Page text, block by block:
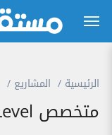
الرئيسية المشاريع
متخصص GoHighLevel لبناء Automations وFunnels لأكاديمية تعليمية